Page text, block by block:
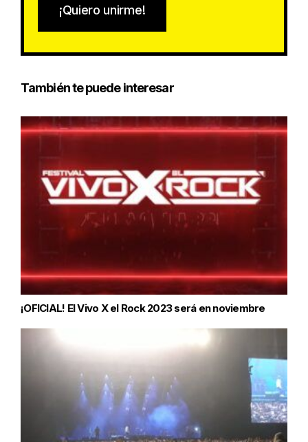
¡Quiero unirme!
También te puede interesar
¡OFICIAL! El Vivo X el Rock 2023 será en noviembre